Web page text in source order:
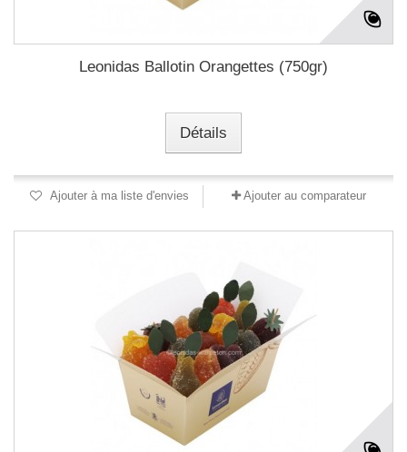
Leonidas Ballotin Orangettes (750gr)
Détails
Ajouter à ma liste d'envies Ajouter au comparateur